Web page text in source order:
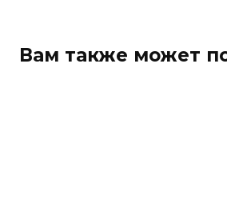
Вам также может